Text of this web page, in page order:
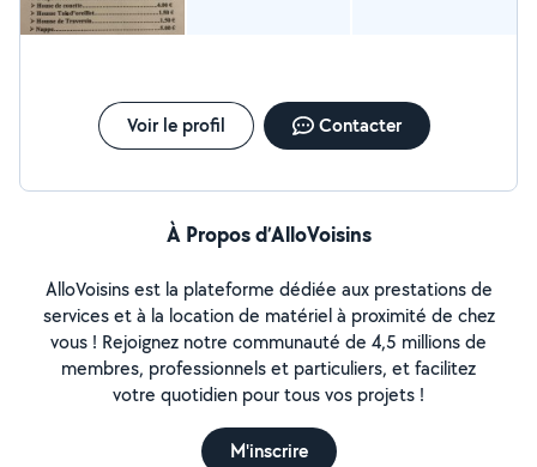
Voir le profil Contacter
À Propos d’AlloVoisins
AlloVoisins est la plateforme dédiée aux prestations de
services et à la location de matériel à proximité de chez
vous ! Rejoignez notre communauté de 4,5 millions de
membres, professionnels et particuliers, et facilitez
votre quotidien pour tous vos projets !
M'inscrire